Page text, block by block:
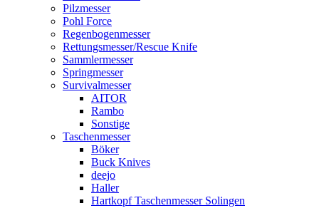
Pilzmesser
Pohl Force
Regenbogenmesser
Rettungsmesser/Rescue Knife
Sammlermesser
Springmesser
Survivalmesser
AITOR
Rambo
Sonstige
Taschenmesser
Böker
Buck Knives
deejo
Haller
Hartkopf Taschenmesser Solingen